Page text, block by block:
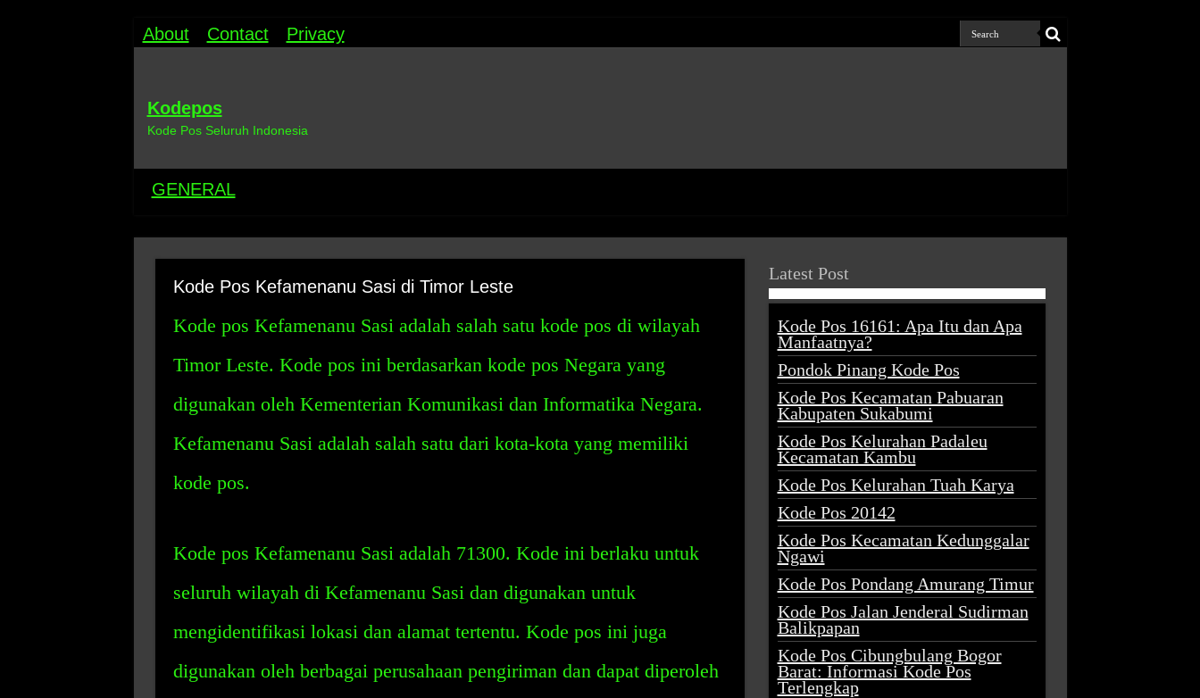
About Contact Privacy
Kodepos
Kode Pos Seluruh Indonesia
GENERAL
Kode Pos Kefamenanu Sasi di Timor Leste
Kode pos Kefamenanu Sasi adalah salah satu kode pos di wilayah
Timor Leste. Kode pos ini berdasarkan kode pos Negara yang
digunakan oleh Kementerian Komunikasi dan Informatika Negara.
Kefamenanu Sasi adalah salah satu dari kota-kota yang memiliki
kode pos.
Kode pos Kefamenanu Sasi adalah 71300. Kode ini berlaku untuk
seluruh wilayah di Kefamenanu Sasi dan digunakan untuk
mengidentifikasi lokasi dan alamat tertentu. Kode pos ini juga
digunakan oleh berbagai perusahaan pengiriman dan dapat diperoleh
Latest Post
Kode Pos 16161: Apa Itu dan Apa
Manfaatnya?
Pondok Pinang Kode Pos
Kode Pos Kecamatan Pabuaran
Kabupaten Sukabumi
Kode Pos Kelurahan Padaleu
Kecamatan Kambu
Kode Pos Kelurahan Tuah Karya
Kode Pos 20142
Kode Pos Kecamatan Kedunggalar
Ngawi
Kode Pos Pondang Amurang Timur
Kode Pos Jalan Jenderal Sudirman
Balikpapan
Kode Pos Cibungbulang Bogor
Barat: Informasi Kode Pos
Terlengkap